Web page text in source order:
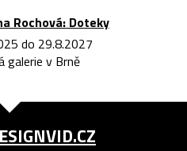
Rochová: Doteky
do 29.8.2027
galerie v Brně